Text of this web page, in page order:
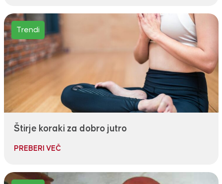
Trendi
Štirje koraki za dobro jutro
PREBERI VEČ